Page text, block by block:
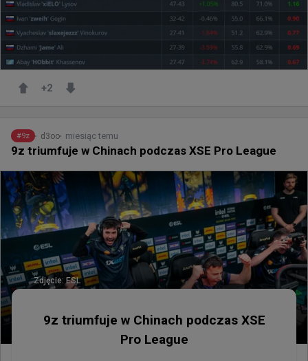
+2
#9z d3oo miesiąc temu
9z triumfuje w Chinach podczas XSE Pro League
Zdjęcie: ESL
9z triumfuje w Chinach podczas XSE
Pro League